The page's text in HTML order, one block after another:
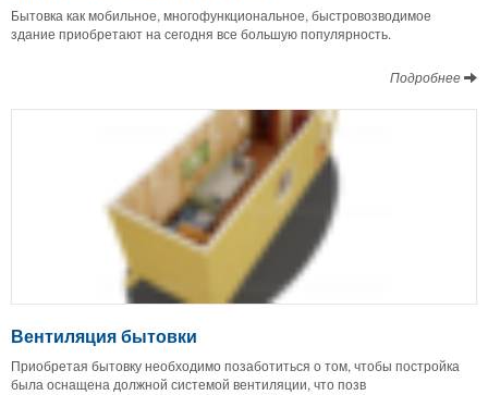
Бытовка как мобильное, многофункциональное, быстровозводимое
здание приобретают на сегодня все большую популярность.
Подробнее
Вентиляция бытовки
Приобретая бытовку необходимо позаботиться о том, чтобы постройка
была оснащена должной системой вентиляции, что позв